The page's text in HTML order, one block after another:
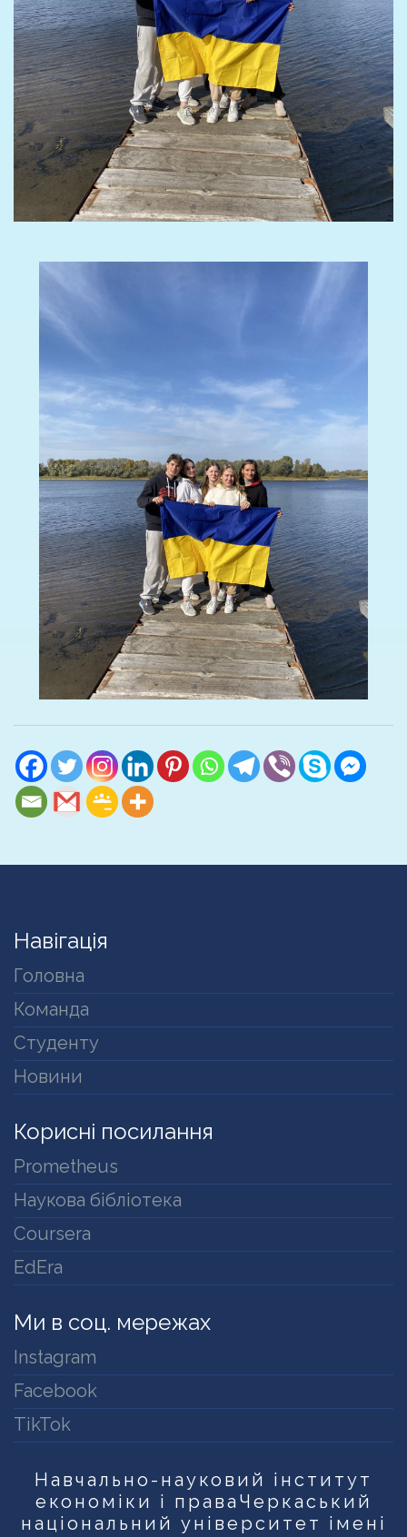
Навігація
Головна
Команда
Студенту
Новини
Корисні посилання
Prometheus
Наукова бібліотека
Coursera
EdEra
Ми в соц. мережах
Instagram
Facebook
TikTok
Навчально-науковий інститут
економіки і права Черкаський
національний університет імені